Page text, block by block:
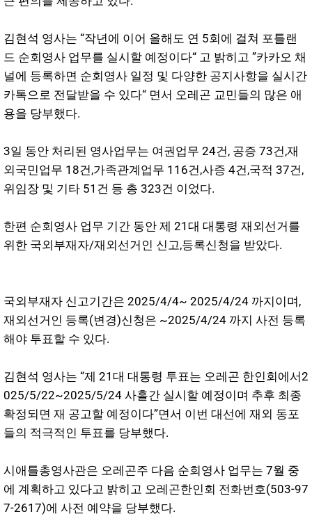
김현석 영사는 “작년에 이어 올해도 연 5회에 걸쳐 포틀랜
드 순회영사 업무를 실시할 예정이다“ 고 밝히고 ”카카오 채
널에 등록하면 순회영사 일정 및 다양한 공지사항을 실시간
카톡으로 전달받을 수 있다“ 면서 오레곤 교민들의 많은 애
용을 당부했다.
3일 동안 처리된 영사업무는 여권업무 24건, 공증 73건,재
외국민업무 18건,가족관계업무 116건,사증 4건,국적 37건,
위임장 및 기타 51건 등 총 323건 이었다.
한편 순회영사 업무 기간 동안 제 21대 대통령 재외선거를
위한 국외부재자/재외선거인 신고,등록신청을 받았다.
국외부재자 신고기간은 2025/4/4~ 2025/4/24 까지이며,
재외선거인 등록(변경)신청은 ~2025/4/24 까지 사전 등록
해야 투표할 수 있다.
김현석 영사는 “제 21대 대통령 투표는 오레곤 한인회에서2
025/5/22~2025/5/24 사흘간 실시할 예정이며 추후 최종
확정되면 재 공고할 예정이다”면서 이번 대선에 재외 동포
들의 적극적인 투표를 당부했다.
시애틀총영사관은 오레곤주 다음 순회영사 업무는 7월 중
에 계획하고 있다고 밝히고 오레곤한인회 전화번호(503-97
7-2617)에 사전 예약을 당부했다.